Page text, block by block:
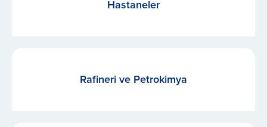
Hastaneler
Rafineri ve Petrokimya